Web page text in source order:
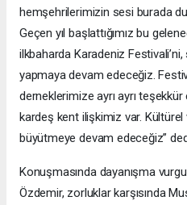
hemşehrilerimizin sesi burada
Geçen yıl başlattığımız bu
ilkbaharda Karadeniz
yapmaya devam edeceğiz.
derneklerimize ayrı ayrı
kardeş kent ilişkimiz var. Kültürel
büyütmeye devam edeceğiz”
Konuşmasında dayanışma
Özdemir, zorluklar karşısında